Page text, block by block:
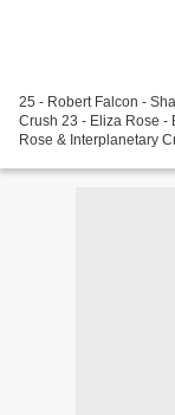
25 - Robert Falcon - Shake Milk 24 - Kelvin Wood feat.
Crush 23 - Eliza Rose - B.O.T.A 'B.O.T.A. (Baddest Of Them All)' by Eliza
Rose & Interplanetary